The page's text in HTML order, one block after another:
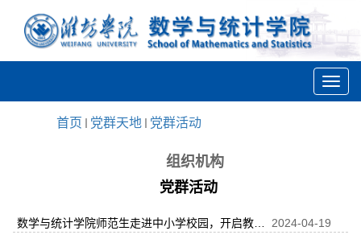
首页 党群天地 党群活动
组织机构
党群活动
2024-04-19